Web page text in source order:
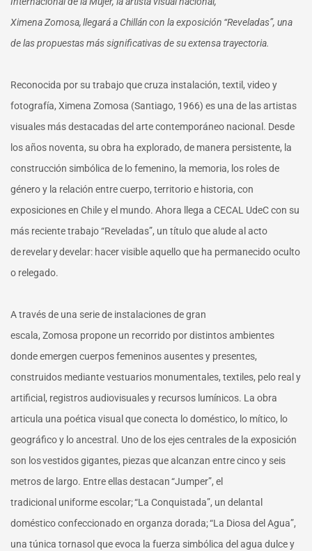
Ximena Zomosa, llegará a Chillán con la exposición “Reveladas”, una
de las propuestas más significativas de su extensa trayectoria.
Reconocida por su trabajo que cruza instalación, textil, video y
fotografía, Ximena Zomosa (Santiago, 1966) es una de las artistas
visuales más destacadas del arte contemporáneo nacional. Desde
los años noventa, su obra ha explorado, de manera persistente, la
construcción simbólica de lo femenino, la memoria, los roles de
género y la relación entre cuerpo, territorio e historia, con
exposiciones en Chile y el mundo. Ahora llega a CECAL UdeC con su
más reciente trabajo “Reveladas”, un título que alude al acto
de revelar y develar: hacer visible aquello que ha permanecido oculto
o relegado.
A través de una serie de instalaciones de gran
escala, Zomosa propone un recorrido por distintos ambientes
donde emergen cuerpos femeninos ausentes y presentes,
construidos mediante vestuarios monumentales, textiles, pelo real y
artificial, registros audiovisuales y recursos lumínicos. La obra
articula una poética visual que conecta lo doméstico, lo mítico, lo
geográfico y lo ancestral. Uno de los ejes centrales de la exposición
son los vestidos gigantes, piezas que alcanzan entre cinco y seis
metros de largo. Entre ellas destacan “Jumper”, el
tradicional uniforme escolar; “La Conquistada”, un delantal
doméstico confeccionado en organza dorada; “La Diosa del Agua”,
una túnica tornasol que evoca la fuerza simbólica del agua dulce y